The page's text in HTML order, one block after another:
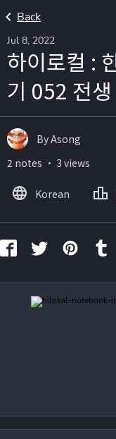
Back
Jul 8, 2022
하이로컬 :
기 052 전생
By Asong
2 notes ・ 3 views
Korean